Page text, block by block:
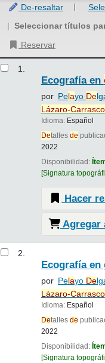
De-resaltar
Seleccionar títulos
Reservar
1.
Ecografía en
por Pelayo De
Lázaro-Carrasco
Idioma: Español
Detalles de
2022
Disponibilidad:
Signatura
Hacer
Agregar
2.
Ecografía en
por Pelayo De
Lázaro-Carrasco
Idioma: Español
Detalles de
2022
Disponibilidad:
Signatura